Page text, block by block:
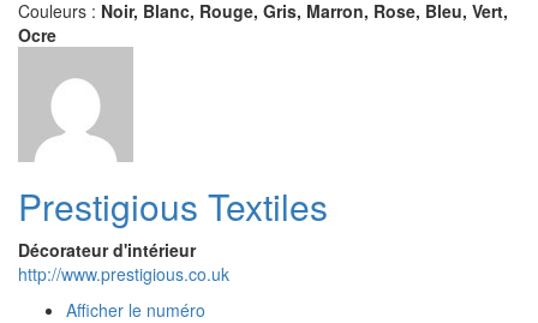
Couleurs : Noir, Blanc, Rouge, Gris, Marron, Rose, Bleu, Vert,
Ocre
Prestigious Textiles
Décorateur d'intérieur
http://www.prestigious.co.uk
Afficher le numéro